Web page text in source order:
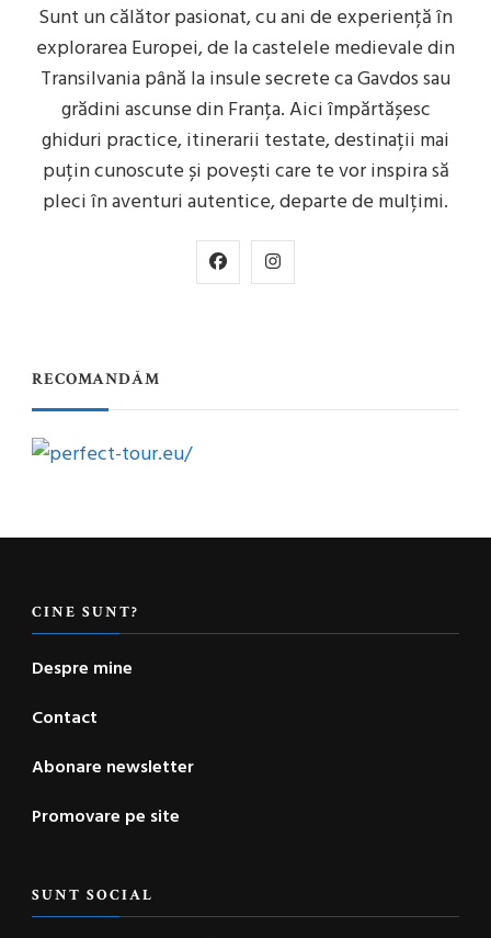
Sunt un călător pasionat, cu ani de experiență în
explorarea Europei, de la castelele medievale din
Transilvania până la insule secrete ca Gavdos sau
grădini ascunse din Franța. Aici împărtășesc
ghiduri practice, itinerarii testate, destinații mai
puțin cunoscute și povești care te vor inspira să
pleci în aventuri autentice, departe de mulțimi.
RECOMANDĂM
CINE SUNT?
Despre mine
Contact
Abonare newsletter
Promovare pe site
SUNT SOCIAL